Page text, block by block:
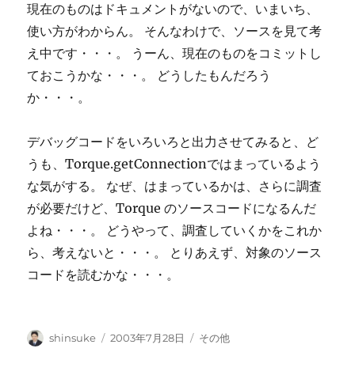
現在のものはドキュメントがないので、いまいち、
使い方がわからん。 そんなわけで、ソースを見て考
え中です・・・。 うーん、現在のものをコミットし
ておこうかな・・・。 どうしたもんだろう
か・・・。
デバッグコードをいろいろと出力させてみると、ど
うも、Torque.getConnectionではまっているよう
な気がする。 なぜ、はまっているかは、さらに調査
が必要だけど、Torque のソースコードになるんだ
よね・・・。 どうやって、調査していくかをこれか
ら、考えないと・・・。 とりあえず、対象のソース
コードを読むかな・・・。
投
shinsuke
投
2003年7月28日
カ
その他